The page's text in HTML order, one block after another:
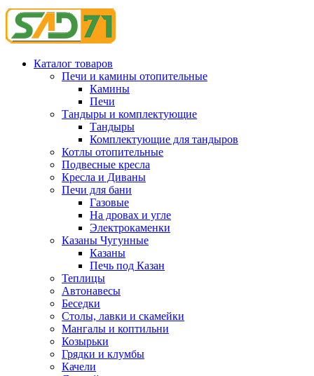
Каталог товаров
Печи и камины отопительные
Камины
Печи
Тандыры и комплектующие
Тандыры
Комплектующие для тандыров
Котлы отопительные
Подвесные кресла
Кресла и Диваны
Печи для бани
Газовые
На дровах и угле
Электрокаменки
Казаны Чугунные
Казаны
Печь под Казан
Теплицы
Автонавесы
Беседки
Столы, лавки и скамейки
Мангалы и коптильни
Козырьки
Грядки и клумбы
Качели